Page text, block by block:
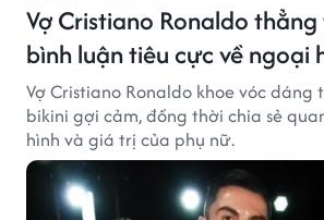
Vợ Cristiano Ronaldo
bình luận tiêu cực về ngoại
Vợ Cristiano Ronaldo khoe vóc dáng
bikini gợi cảm, đồng thời chia sẻ
hình và giá trị của phụ nữ.